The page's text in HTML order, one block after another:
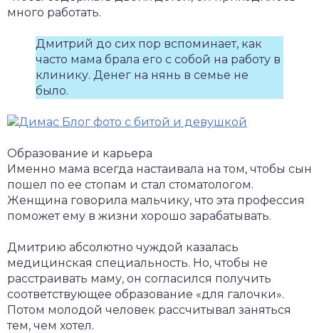
много работать.
Дмитрий до сих пор вспоминает, как
часто мама брала его с собой на работу в
клинику. Денег на нянь в семье не
было.
Образование и карьера
Именно мама всегда настаивала на том, чтобы сын
пошел по ее стопам и стал стоматологом.
Женщина говорила мальчику, что эта профессия
поможет ему в жизни хорошо зарабатывать.
Дмитрию абсолютно чуждой казалась
медицинская специальность. Но, чтобы не
расстраивать маму, он согласился получить
соответствующее образование «для галочки».
Потом молодой человек рассчитывал заняться
тем, чем хотел.